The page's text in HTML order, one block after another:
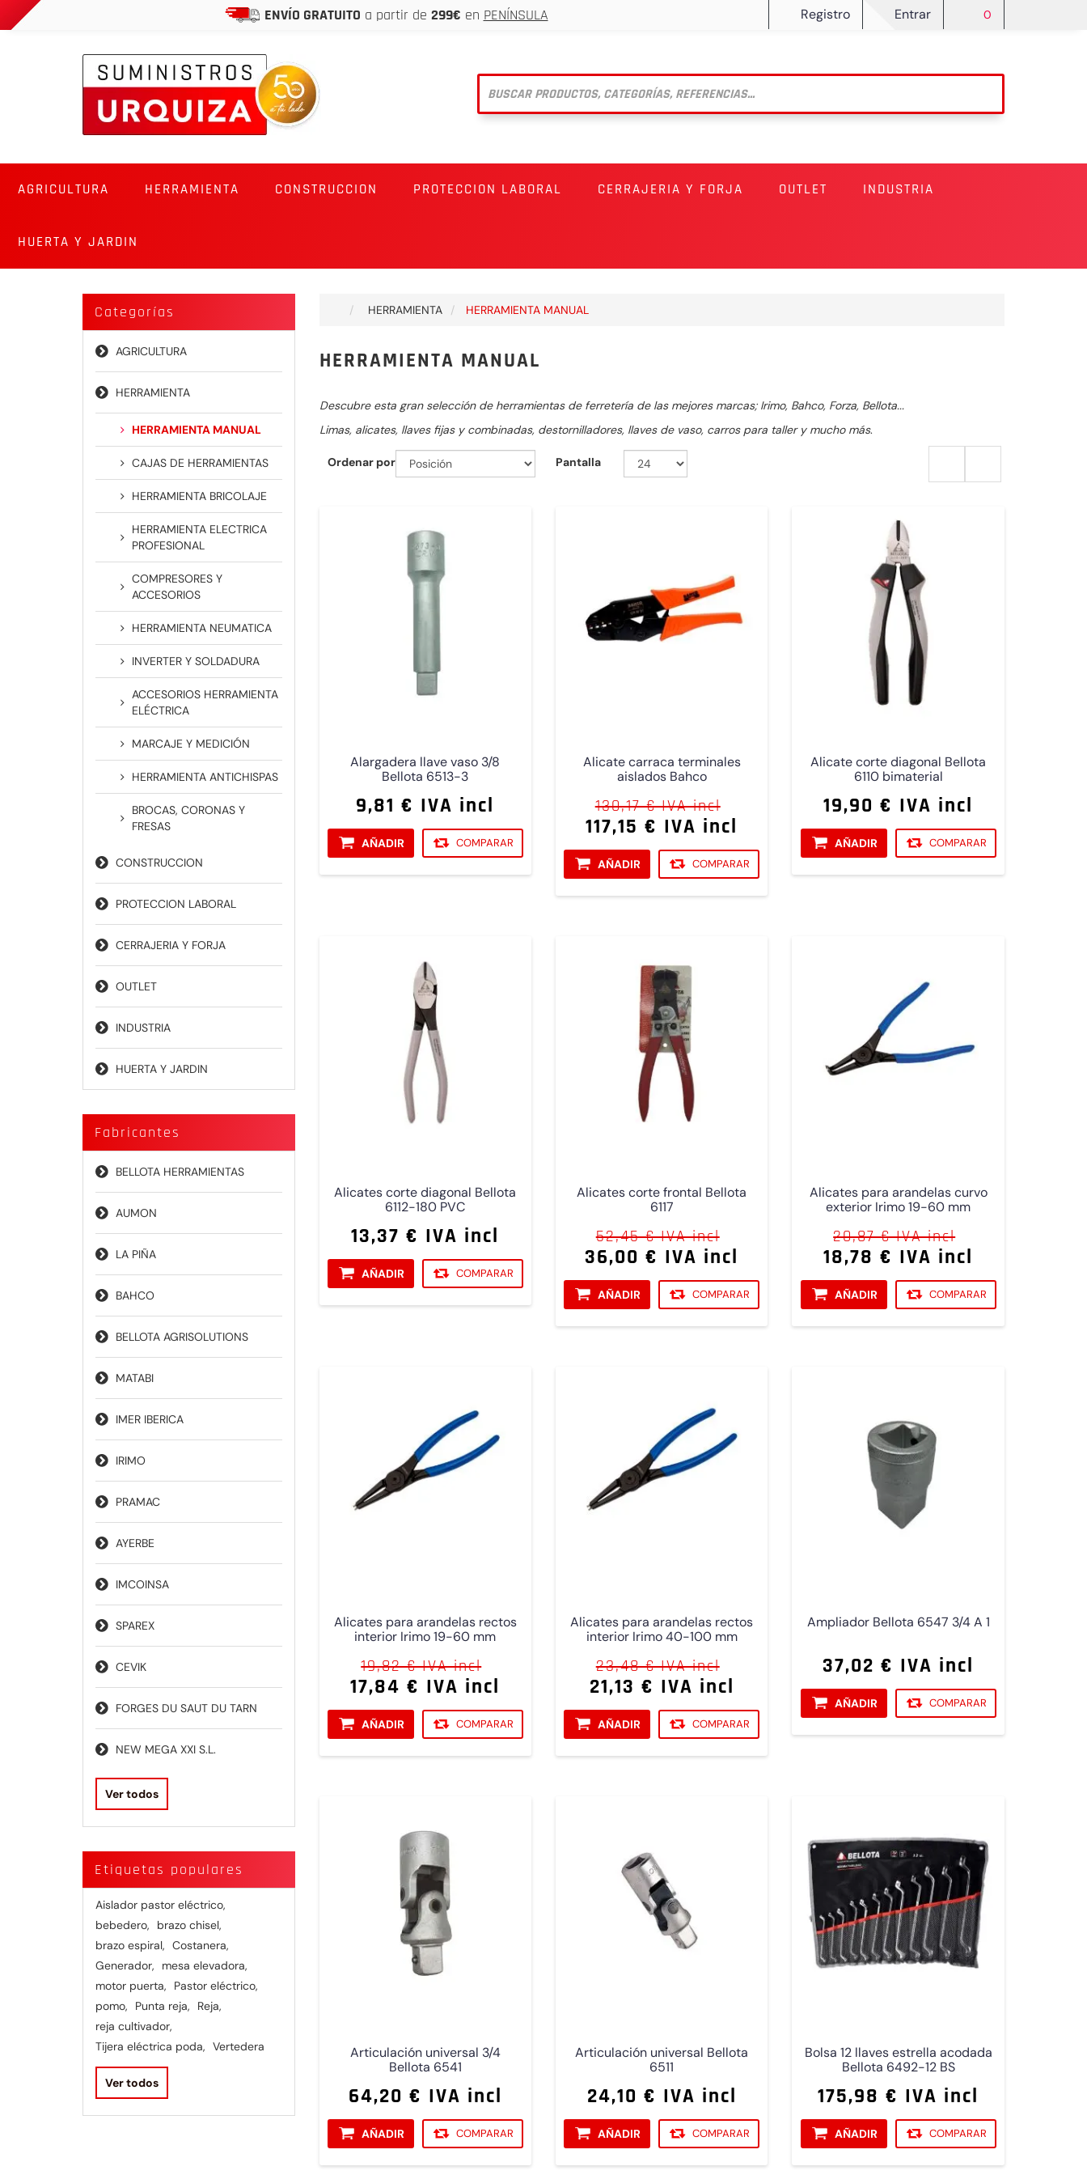
ENVÍO GRATUITO a partir de 299€ en PENÍNSULA Registro Entrar 0
AGRICULTURA HERRAMIENTA CONSTRUCCION PROTECCION LABORAL CERRAJERIA Y FORJA OUTLET INDUSTRIA
HUERTA Y JARDIN
Categorías
AGRICULTURA
HERRAMIENTA
HERRAMIENTA MANUAL
CAJAS DE HERRAMIENTAS
HERRAMIENTA BRICOLAJE
HERRAMIENTA ELECTRICA
PROFESIONAL
COMPRESORES Y
ACCESORIOS
HERRAMIENTA NEUMATICA
INVERTER Y SOLDADURA
ACCESORIOS HERRAMIENTA
ELÉCTRICA
MARCAJE Y MEDICIÓN
HERRAMIENTA ANTICHISPAS
BROCAS, CORONAS Y
FRESAS
CONSTRUCCION
PROTECCION LABORAL
CERRAJERIA Y FORJA
OUTLET
INDUSTRIA
HUERTA Y JARDIN
Fabricantes
BELLOTA HERRAMIENTAS
AUMON
LA PIÑA
BAHCO
BELLOTA AGRISOLUTIONS
MATABI
IMER IBERICA
IRIMO
PRAMAC
AYERBE
IMCOINSA
SPAREX
CEVIK
FORGES DU SAUT DU TARN
NEW MEGA XXI S.L.
Ver todos
Etiquetas populares
Aislador pastor eléctrico,
bebedero, brazo chisel,
brazo espiral, Costanera,
Generador, mesa elevadora,
motor puerta, Pastor eléctrico,
pomo, Punta reja, Reja,
reja cultivador,
Tijera eléctrica poda, Vertedera
Ver todos
HERRAMIENTA HERRAMIENTA MANUAL
HERRAMIENTA MANUAL
Descubre esta gran selección de herramientas de ferretería de las mejores marcas; Irimo, Bahco, Forza, Bellota...
Limas, alicates, llaves fijas y combinadas, destornilladores, llaves de vaso, carros para taller y mucho más.
Ordenar por Pantalla
Alargadera llave vaso 3/8
Bellota 6513-3
9,81 € IVA incl
AÑADIR COMPARAR
Alicate carraca terminales
aislados Bahco
130,17 € IVA incl
117,15 € IVA incl
AÑADIR COMPARAR
Alicate corte diagonal Bellota
6110 bimaterial
19,90 € IVA incl
AÑADIR COMPARAR
Alicates corte diagonal Bellota
6112-180 PVC
13,37 € IVA incl
AÑADIR COMPARAR
Alicates corte frontal Bellota
6117
52,45 € IVA incl
36,00 € IVA incl
AÑADIR COMPARAR
Alicates para arandelas curvo
exterior Irimo 19-60 mm
20,87 € IVA incl
18,78 € IVA incl
AÑADIR COMPARAR
Alicates para arandelas rectos
interior Irimo 19-60 mm
19,82 € IVA incl
17,84 € IVA incl
AÑADIR COMPARAR
Alicates para arandelas rectos
interior Irimo 40-100 mm
23,48 € IVA incl
21,13 € IVA incl
AÑADIR COMPARAR
Ampliador Bellota 6547 3/4 A 1
37,02 € IVA incl
AÑADIR COMPARAR
Articulación universal 3/4
Bellota 6541
64,20 € IVA incl
AÑADIR COMPARAR
Articulación universal Bellota
6511
24,10 € IVA incl
AÑADIR COMPARAR
Bolsa 12 llaves estrella acodada
Bellota 6492-12 BS
175,98 € IVA incl
AÑADIR COMPARAR